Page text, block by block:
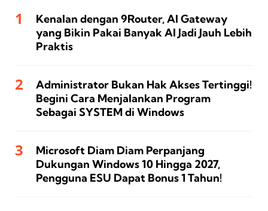
Kenalan dengan 9Router, AI Gateway
yang Bikin Pakai Banyak AI Jadi Jauh Lebih
Praktis
Administrator Bukan Hak Akses Tertinggi!
Begini Cara Menjalankan Program
Sebagai SYSTEM di Windows
Microsoft Diam Diam Perpanjang
Dukungan Windows 10 Hingga 2027,
Pengguna ESU Dapat Bonus 1 Tahun!